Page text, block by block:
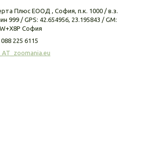
Плюс ЕООД , София, п.к. 1000 / в.з.
999 / GPS: 42.654956, 23.195843 / GM:
София
088 225 6115